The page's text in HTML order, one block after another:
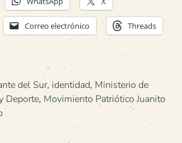
Correo electrónico Threads
del Sur, identidad, Ministerio de
Deporte, Movimiento Patriótico Juanito